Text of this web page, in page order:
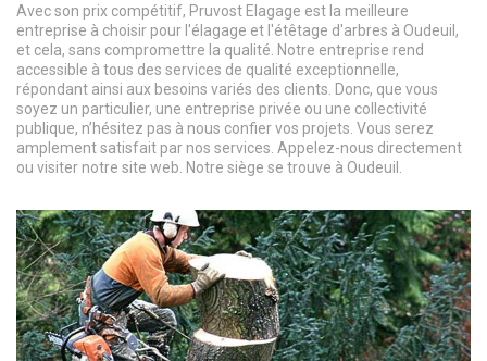
Avec son prix compétitif, Pruvost Elagage est la meilleure
entreprise à choisir pour l'élagage et l'étêtage d'arbres à Oudeuil,
et cela, sans compromettre la qualité. Notre entreprise rend
accessible à tous des services de qualité exceptionnelle,
répondant ainsi aux besoins variés des clients. Donc, que vous
soyez un particulier, une entreprise privée ou une collectivité
publique, n’hésitez pas à nous confier vos projets. Vous serez
amplement satisfait par nos services. Appelez-nous directement
ou visiter notre site web. Notre siège se trouve à Oudeuil.